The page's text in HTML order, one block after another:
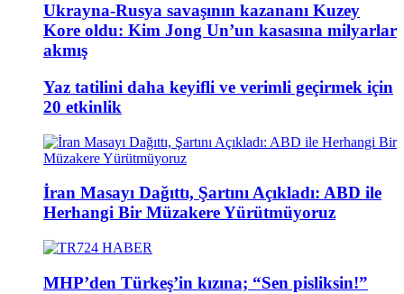
Ukrayna-Rusya savaşının kazananı Kuzey
Kore oldu: Kim Jong Un’un kasasına milyarlar
akmış
Yaz tatilini daha keyifli ve verimli geçirmek için
20 etkinlik
İran Masayı Dağıttı, Şartını Açıkladı: ABD ile
Herhangi Bir Müzakere Yürütmüyoruz
MHP’den Türkeş’in kızına; “Sen pisliksin!”